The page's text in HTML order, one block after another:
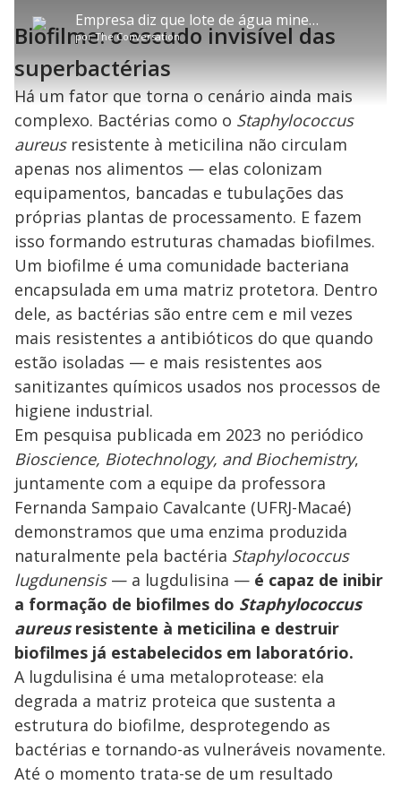
P
l
a
y
V
i
d
e
o
Empresa diz que lote de água mineral Crystal com presença de bactéria já foi recolhido
porThe Conversation
t
a
r
1
s
e
u
n
o
s
n
a
0
s
g
u
d
o
M
.
i
t
l
e
s
c
r
Biofilme: o escudo invisível das
superbactérias
Há um fator que torna o cenário ainda mais
complexo. Bactérias como o Staphylococcus
aureusresistente à meticilina não circulam
apenas nos alimentos — elas colonizam
equipamentos, bancadas e tubulações das
próprias plantas de processamento. E fazem
isso formando estruturas chamadas biofilmes.
Um biofilme é uma comunidade bacteriana
encapsulada em uma matriz protetora. Dentro
dele, as bactérias são entre cem e mil vezes
mais resistentes a antibióticos do que quando
estão isoladas — e mais resistentes aos
sanitizantes químicos usados nos processos de
higiene industrial.
Em pesquisa publicada em 2023 no periódico
Bioscience, Biotechnology, and Biochemistry,
juntamente com a equipe da professora
Fernanda Sampaio Cavalcante (UFRJ-Macaé)
demonstramos que uma enzima produzida
naturalmente pela bactéria Staphylococcus
lugdunensis— a lugdulisina — é capaz de inibir
a formação de biofilmes do Staphylococcus
aureusresistente à meticilina e destruir
biofilmes já estabelecidos em laboratório.
A lugdulisina é uma metaloprotease: ela
degrada a matriz proteica que sustenta a
estrutura do biofilme, desprotegendo as
bactérias e tornando-as vulneráveis novamente.
Até o momento trata-se de um resultado